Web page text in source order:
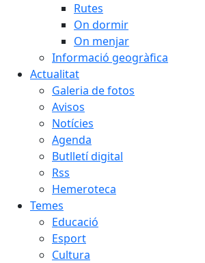
Rutes
On dormir
On menjar
Informació geogràfica
Actualitat
Galeria de fotos
Avisos
Notícies
Agenda
Butlletí digital
Rss
Hemeroteca
Temes
Educació
Esport
Cultura